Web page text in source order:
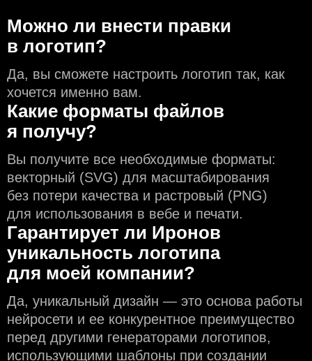
Можно ли внести правки
в логотип?
Да, вы сможете настроить логотип так, как
хочется именно вам.
Какие форматы файлов
я получу?
Вы получите все необходимые форматы:
векторный (SVG) для масштабирования
без потери качества и растровый (PNG)
для использования в вебе и печати.
Гарантирует ли Иронов
уникальность логотипа
для моей компании?
Да, уникальный дизайн — это основа работы
нейросети и еe конкурентное преимущество
перед другими генераторами логотипов,
использующими шаблоны при создании